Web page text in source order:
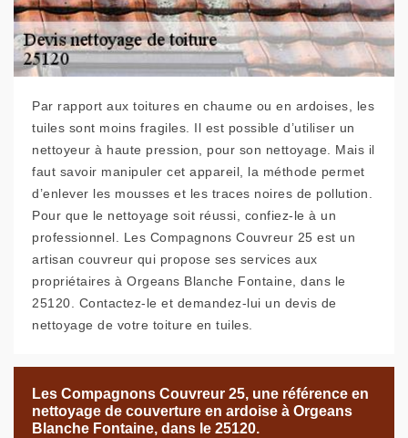
Par rapport aux toitures en chaume ou en ardoises, les
tuiles sont moins fragiles. Il est possible d’utiliser un
nettoyeur à haute pression, pour son nettoyage. Mais il
faut savoir manipuler cet appareil, la méthode permet
d’enlever les mousses et les traces noires de pollution.
Pour que le nettoyage soit réussi, confiez-le à un
professionnel. Les Compagnons Couvreur 25 est un
artisan couvreur qui propose ses services aux
propriétaires à Orgeans Blanche Fontaine, dans le
25120. Contactez-le et demandez-lui un devis de
nettoyage de votre toiture en tuiles.
Les Compagnons Couvreur 25, une référence en
nettoyage de couverture en ardoise à Orgeans
Blanche Fontaine, dans le 25120.